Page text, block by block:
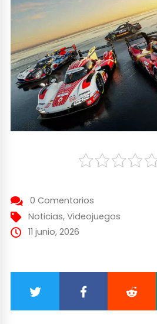
0 Comentarios
Noticias, Videojuegos
11 junio, 2026